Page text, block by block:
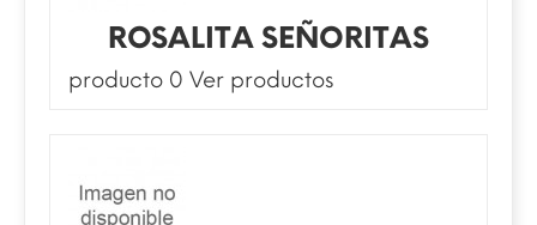
ROSALITA SEÑORITAS
producto 0 Ver productos